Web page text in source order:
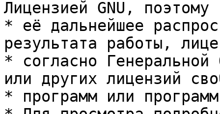
Лицензией GNU, поэтому
* её дальнейшее
результата работы,
* согласно Генеральной
или других лицензий
* программ или